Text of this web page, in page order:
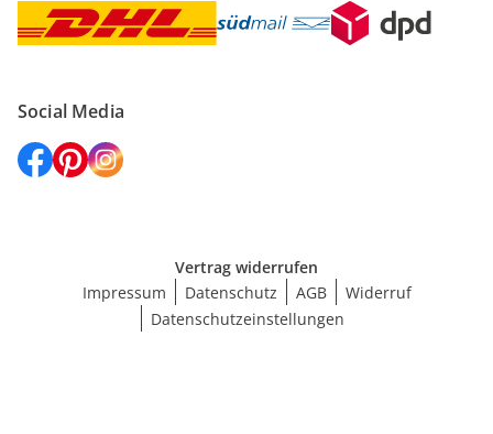
Social Media
Vertrag widerrufen
Impressum
Datenschutz AGB
Widerruf
Datenschutzeinstellungen